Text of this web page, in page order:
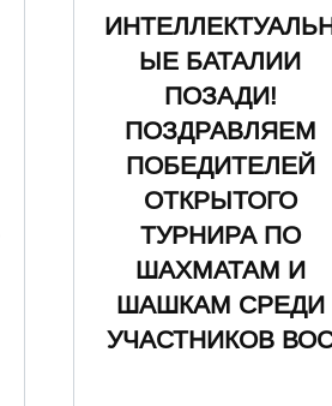
ЫЕ БАТАЛИИ
ПОЗАДИ!
ПОЗДРАВЛЯЕМ
ПОБЕДИТЕЛЕЙ
ОТКРЫТОГО
ТУРНИРА ПО
ШАХМАТАМ И
ШАШКАМ СРЕДИ
УЧАСТНИКОВ